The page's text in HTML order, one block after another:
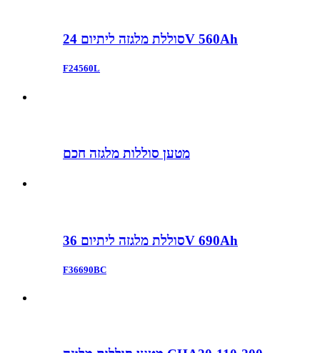
סוללת מלגזה ליתיום 24V 560Ah
F24560L
מטען סוללות מלגזה חכם
סוללת מלגזה ליתיום 36V 690Ah
F36690BC